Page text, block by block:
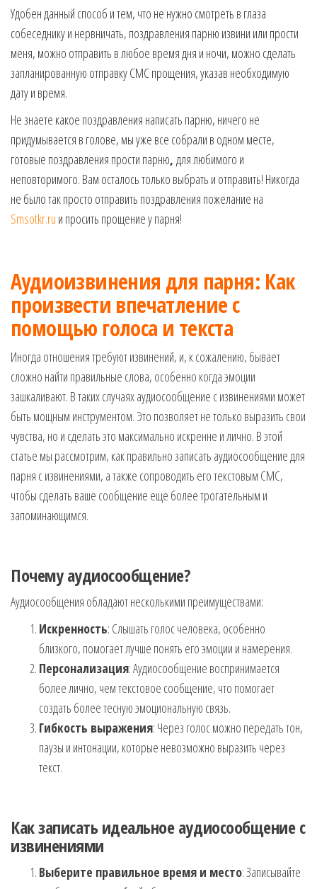
Удобен данный способ и тем, что не нужно смотреть в глаза
собеседнику и нервничать, поздравления парню извини или прости
меня, можно отправить в любое время дня и ночи, можно сделать
запланированную отправку СМС прощения, указав необходимую
дату и время.
Не знаете какое поздравления написать парню, ничего не
придумывается в голове, мы уже все собрали в одном месте,
готовые поздравления прости парню, для любимого и
неповторимого. Вам осталось только выбрать и отправить! Никогда
не было так просто отправить поздравления пожелание на
Smsotkr.ru и просить прощение у парня!
Аудиоизвинения для парня: Как
произвести впечатление с
помощью голоса и текста
Иногда отношения требуют извинений, и, к сожалению, бывает
сложно найти правильные слова, особенно когда эмоции
зашкаливают. В таких случаях аудиосообщение с извинениями может
быть мощным инструментом. Это позволяет не только выразить свои
чувства, но и сделать это максимально искренне и лично. В этой
статье мы рассмотрим, как правильно записать аудиосообщение для
парня с извинениями, а также сопроводить его текстовым СМС,
чтобы сделать ваше сообщение еще более трогательным и
запоминающимся.
Почему аудиосообщение?
Аудиосообщения обладают несколькими преимуществами:
Искренность: Слышать голос человека, особенно
близкого, помогает лучше понять его эмоции и намерения.
Персонализация: Аудиосообщение воспринимается
более лично, чем текстовое сообщение, что помогает
создать более тесную эмоциональную связь.
Гибкость выражения: Через голос можно передать тон,
паузы и интонации, которые невозможно выразить через
текст.
Как записать идеальное аудиосообщение с
извинениями
Выберите правильное время и место: Записывайте